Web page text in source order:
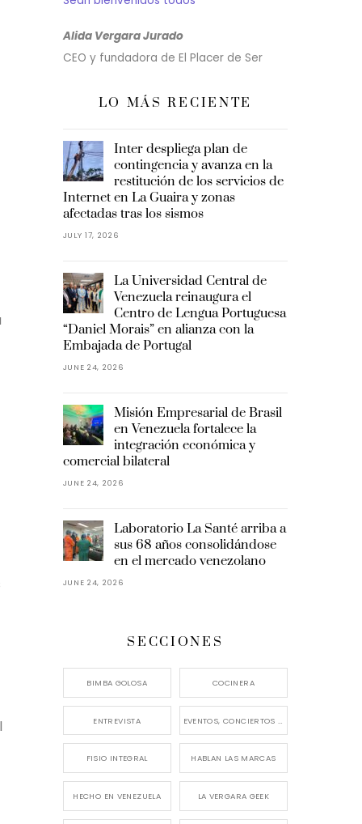
Alida Vergara Jurado
CEO y fundadora de El Placer de Ser
LO MÁS RECIENTE
Inter despliega plan de
contingencia y avanza en la
restitución de los servicios de
Internet en La Guaira y zonas
afectadas tras los sismos
JULY 17, 2026
La Universidad Central de
Venezuela reinaugura el
Centro de Lengua Portuguesa
“Daniel Morais” en alianza con la
Embajada de Portugal
JUNE 24, 2026
Misión Empresarial de Brasil
en Venezuela fortalece la
integración económica y
comercial bilateral
JUNE 24, 2026
Laboratorio La Santé arriba a
sus 68 años consolidándose
en el mercado venezolano
JUNE 24, 2026
SECCIONES
BIMBA GOLOSA COCINERA
ENTREVISTA
FISIO INTEGRAL HABLAN LAS MARCAS
HECHO EN VENEZUELA LA VERGARA GEEK